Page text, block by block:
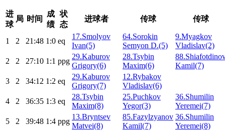
进
球
局 时间
成
绩
状
态
进球者 传球 传球
1 2 21:48 1:0 eq
17.Smolyov
Ivan(5)
64.Sorokin
Semyon D.(5)
9.Myagkov
Vladislav(2)
2
2 27:10 1:1 ppg
29.Kaburov
Grigory(6)
28.Tsybin
Maxim(6)
Kamil(7)
3
2 34:12 1:2 eq
29.Kaburov
Grigory(7)
12.Rybakov
Vladislav(6)
4
2 36:35 1:3 eq
28.Tsybin
Maxim(8)
25.Puchkov
Yegor(3)
36.Shumilin
Yeremei(7)
5
2 39:48 1:4 ppg
13.Bryntsev
Matvei(8)
85.Fazylzyanov
Kamil(7)
36.Shumilin
Yeremei(8)